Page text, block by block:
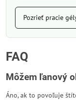
Pozrieť pracie
FAQ
Môžem ľanový
Áno, ak to povoľuje